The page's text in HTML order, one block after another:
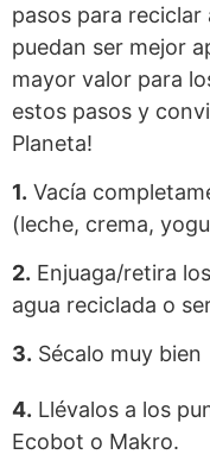
pasos para reciclar
puedan ser mejor
mayor valor para
estos pasos y
Planeta!
1. Vacía
(leche, crema,
2. Enjuaga/retira
agua reciclada o
3. Sécalo muy bien
4. Llévalos a los
Ecobot o Makro.